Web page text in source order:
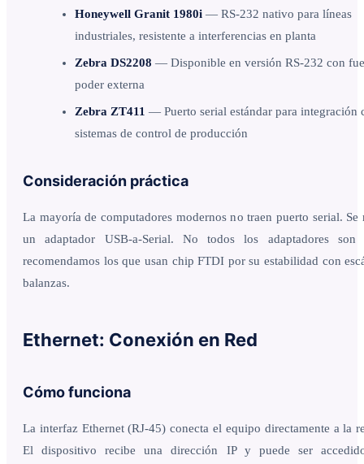
Honeywell Granit 1980i — RS-232 nativo para líneas
industriales, resistente a interferencias en planta
Zebra DS2208 — Disponible en versión RS-232 con
poder externa
Zebra ZT411 — Puerto serial estándar para integración
sistemas de control de producción
Consideración práctica
La mayoría de computadores modernos no traen puerto serial. Se
un adaptador USB-a-Serial. No todos los adaptadores son
recomendamos los que usan chip FTDI por su estabilidad con
balanzas.
Ethernet: Conexión en Red
Cómo funciona
La interfaz Ethernet (RJ-45) conecta el equipo directamente a la
El dispositivo recibe una dirección IP y puede ser